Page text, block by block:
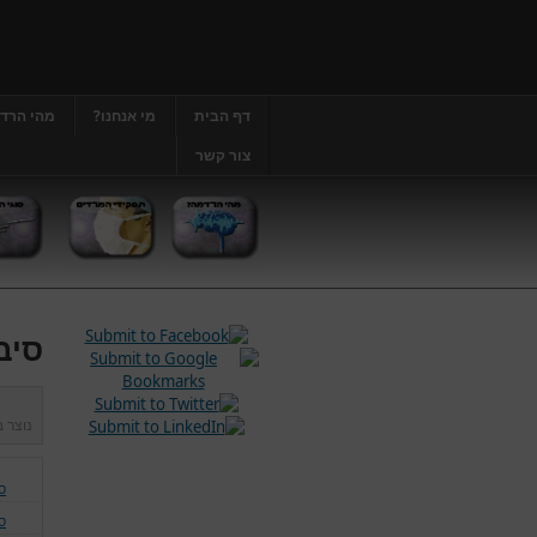
דף הבית מי אנחנו? מהי
צור קשר
נוצר